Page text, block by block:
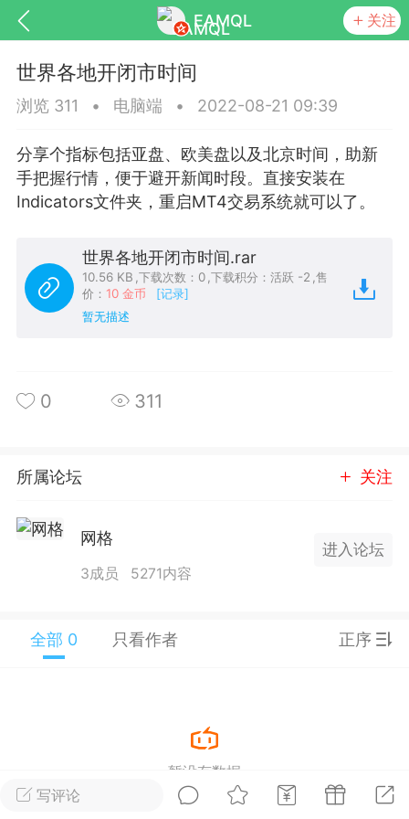
EAMQL 关注
匿名树洞 发起挑战 幸运转盘
Lv.9 神隐会员 靓号
EA+
电脑端 趋势
狼行黄金一次一单1.1你们期待的一
了，主打高胜率没浮亏！复利模式下 历
狼行天下 #黄金
2024年 狼行天下A03.01软件大更
EA 增加货币版EA
写评论
世界各地开闭市时间
浏览 311 • 电脑端 • 2022-08-21 09:39
分享个指标包括亚盘、欧美盘以及北京时间，助新
手把握行情，便于避开新闻时段。直接安装在
Indicators文件夹，重启MT4交易系统就可以了。
世界各地开闭市时间.rar
10.56 KB ,下载次数：0 ,下载积分：活跃 -2 ,售
价： 10 金币
[记录]
暂无描述
0 311
所属论坛 关注
网格
3成员 5271内容
进入论坛
全部 0 只看作者 正序
暂没有数据